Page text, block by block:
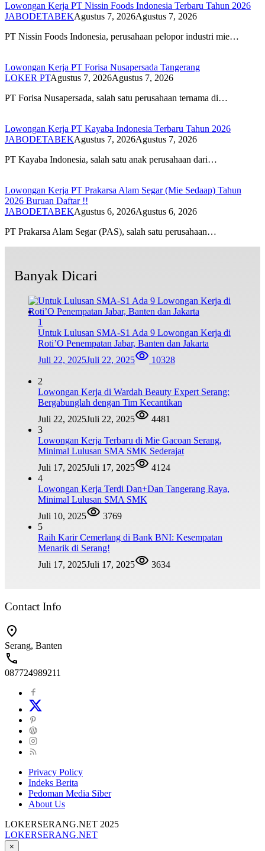
Lowongan Kerja PT Nissin Foods Indonesia Terbaru Tahun 2026
JABODETABEKAgustus 7, 2026Agustus 7, 2026
PT Nissin Foods Indonesia, perusahaan pelopor industri mie…
Lowongan Kerja PT Forisa Nusapersada Tangerang
LOKER PTAgustus 7, 2026Agustus 7, 2026
PT Forisa Nusapersada, salah satu perusahaan ternama di…
Lowongan Kerja PT Kayaba Indonesia Terbaru Tahun 2026
JABODETABEKAgustus 7, 2026Agustus 7, 2026
PT Kayaba Indonesia, salah satu anak perusahaan dari…
Lowongan Kerja PT Prakarsa Alam Segar (Mie Sedaap) Tahun
2026 Buruan Daftar !!
JABODETABEKAgustus 6, 2026Agustus 6, 2026
PT Prakarsa Alam Segar (PAS), salah satu perusahaan…
Banyak Dicari
1
Untuk Lulusan SMA-S1 Ada 9 Lowongan Kerja di
Roti’O Penempatan Jabar, Banten dan Jakarta
Juli 22, 2025Juli 22, 2025 10328
2
Lowongan Kerja di Wardah Beauty Expert Serang:
Bergabunglah dengan Tim Kecantikan
Juli 22, 2025Juli 22, 2025
4481
3
Lowongan Kerja Terbaru di Mie Gacoan Serang,
Minimal Lulusan SMA SMK Sederajat
Juli 17, 2025Juli 17, 2025
4124
4
Lowongan Kerja Terdi Dan+Dan Tangerang Raya,
Minimal Lulusan SMA SMK
Juli 10, 2025
3769
5
Raih Karir Cemerlang di Bank BNI: Kesempatan
Menarik di Serang!
Juli 17, 2025Juli 17, 2025 3634
Contact Info
Serang, Banten
087724989211
Privacy Policy
Indeks Berita
Pedoman Media Siber
About Us
LOKERSERANG.NET 2025
LOKERSERANG.NET
Info
×